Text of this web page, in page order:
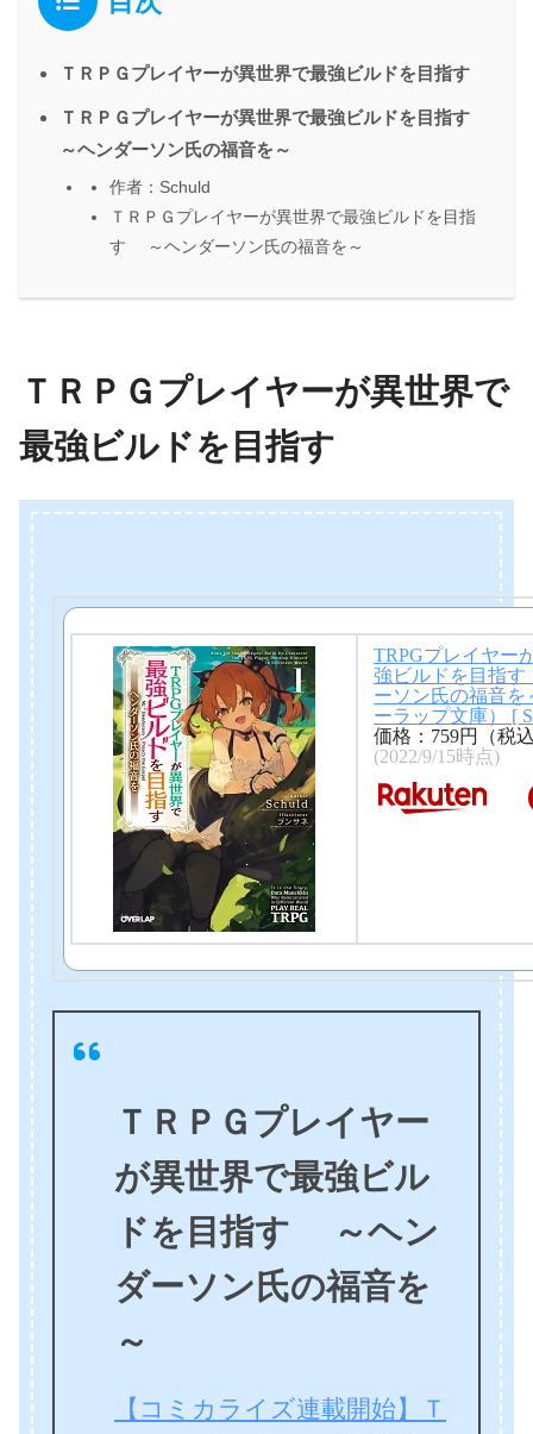
ＴＲＰＧプレイヤーが異世界で最強ビルドを目指す
ＴＲＰＧプレイヤーが異世界で最強ビルドを目指す
～ヘンダーソン氏の福音を～
作者：Schuld
ＴＲＰＧプレイヤーが異世界で最強ビルドを目指
す ～ヘンダーソン氏の福音を～
ＴＲＰＧプレイヤーが異世界で
最強ビルドを目指す
TRPGプレイヤー
強ビルドを目指
ーソン氏の福音を
ーラップ文庫） [
価格：759円（税
(2022/9/15時点)
ＴＲＰＧプレイヤー
が異世界で最強ビル
ドを目指す ～ヘン
ダーソン氏の福音を
～
【コミカライズ連載開始】Ｔ